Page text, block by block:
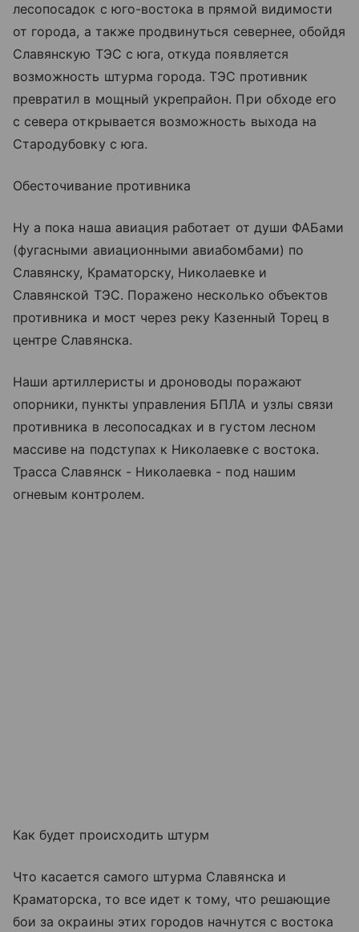
лесопосадок с юго-востока в прямой видимости
от города, а также продвинуться севернее, обойдя
Славянскую ТЭС с юга, откуда появляется
возможность штурма города. ТЭС противник
превратил в мощный укрепрайон. При обходе его
с севера открывается возможность выхода на
Стародубовку с юга.
Обесточивание противника
Ну а пока наша авиация работает от души ФАБами
(фугасными авиационными авиабомбами) по
Славянску, Краматорску, Николаевке и
Славянской ТЭС. Поражено несколько объектов
противника и мост через реку Казенный Торец в
центре Славянска.
Наши артиллеристы и дроноводы поражают
опорники, пункты управления БПЛА и узлы связи
противника в лесопосадках и в густом лесном
массиве на подступах к Николаевке с востока.
Трасса Славянск - Николаевка - под нашим
огневым контролем.
Как будет происходить штурм
Что касается самого штурма Славянска и
Краматорска, то все идет к тому, что решающие
бои за окраины этих городов начнутся с востока